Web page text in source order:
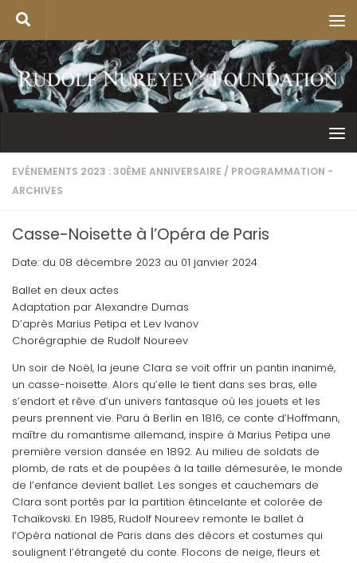
EVÉNEMENTS 2023 : 30ÈME ANNIVERSAIRE / PROGRAMMATION -
ARCHIVES
Casse-Noisette à l’Opéra de Paris
Date: du 08 décembre 2023 au 01 janvier 2024
Ballet en deux actes
Adaptation par Alexandre Dumas
D’après Marius Petipa et Lev Ivanov
Chorégraphie de Rudolf Noureev
Un soir de Noël, la jeune Clara se voit offrir un pantin inanimé,
un casse-noisette. Alors qu’elle le tient dans ses bras, elle
s’endort et rêve d’un univers fantasque où les jouets et les
peurs prennent vie. Paru à Berlin en 1816, ce conte d’Hoffmann,
maître du romantisme allemand, inspire à Marius Petipa une
première version dansée en 1892. Au milieu de soldats de
plomb, de rats et de poupées à la taille démesurée, le monde
de l’enfance devient ballet. Les songes et cauchemars de
Clara sont portés par la partition étincelante et colorée de
Tchaïkovski. En 1985, Rudolf Noureev remonte le ballet à
l’Opéra national de Paris dans des décors et costumes qui
soulignent l’étrangeté du conte. Flocons de neige, fleurs et